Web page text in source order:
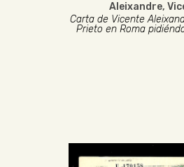
Aleixandre,
Carta de Vicente
Prieto en Roma